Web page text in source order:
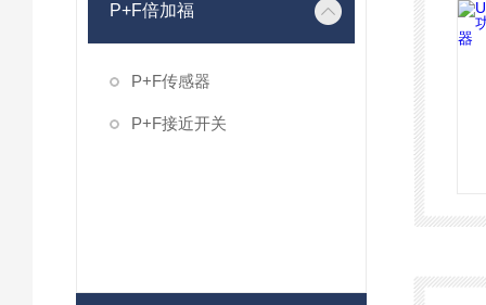
P+F倍加福
P+F传感器
P+F接近开关